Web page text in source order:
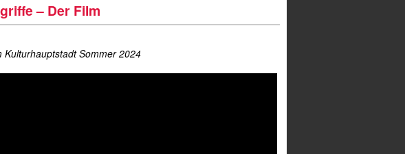
– Der Film
Sommer 2024